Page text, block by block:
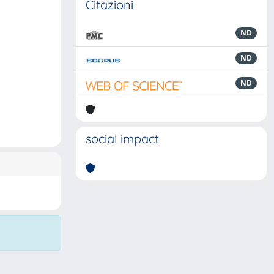
Citazioni
ND
ND
ND
social impact